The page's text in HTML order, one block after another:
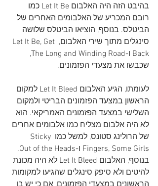
בהיבט הזה היה האלבום Let It Be כמו
רובם המכריע של האלבומים האחרים של
הביטלס. בנוסף, הוציאו הביטלס שלושה
סינגלים מתוך שירי האלבום, Let It Be, Get
Back ו-The Long and Winding Road,
שכבשו את מצעדי הפזמונים.
לעומתו, הגיע האלבום Let It Bleed למקום
הראשון במצעד הפזמונים הבריטי ולמקום
השלישי במצעד הפזמונים האמריקאי. הוא
לא היה אלבום מצליח כמו אלבומים אחרים
של הרולינג סטונס, למשל כמו Sticky
Fingers, Some Girls ו-Out of the Heads.
בנוסף, האלבום Let It Bleed לא היה מכונת
להיטים ולא סיפק סינגלים שהגיעו למקומות